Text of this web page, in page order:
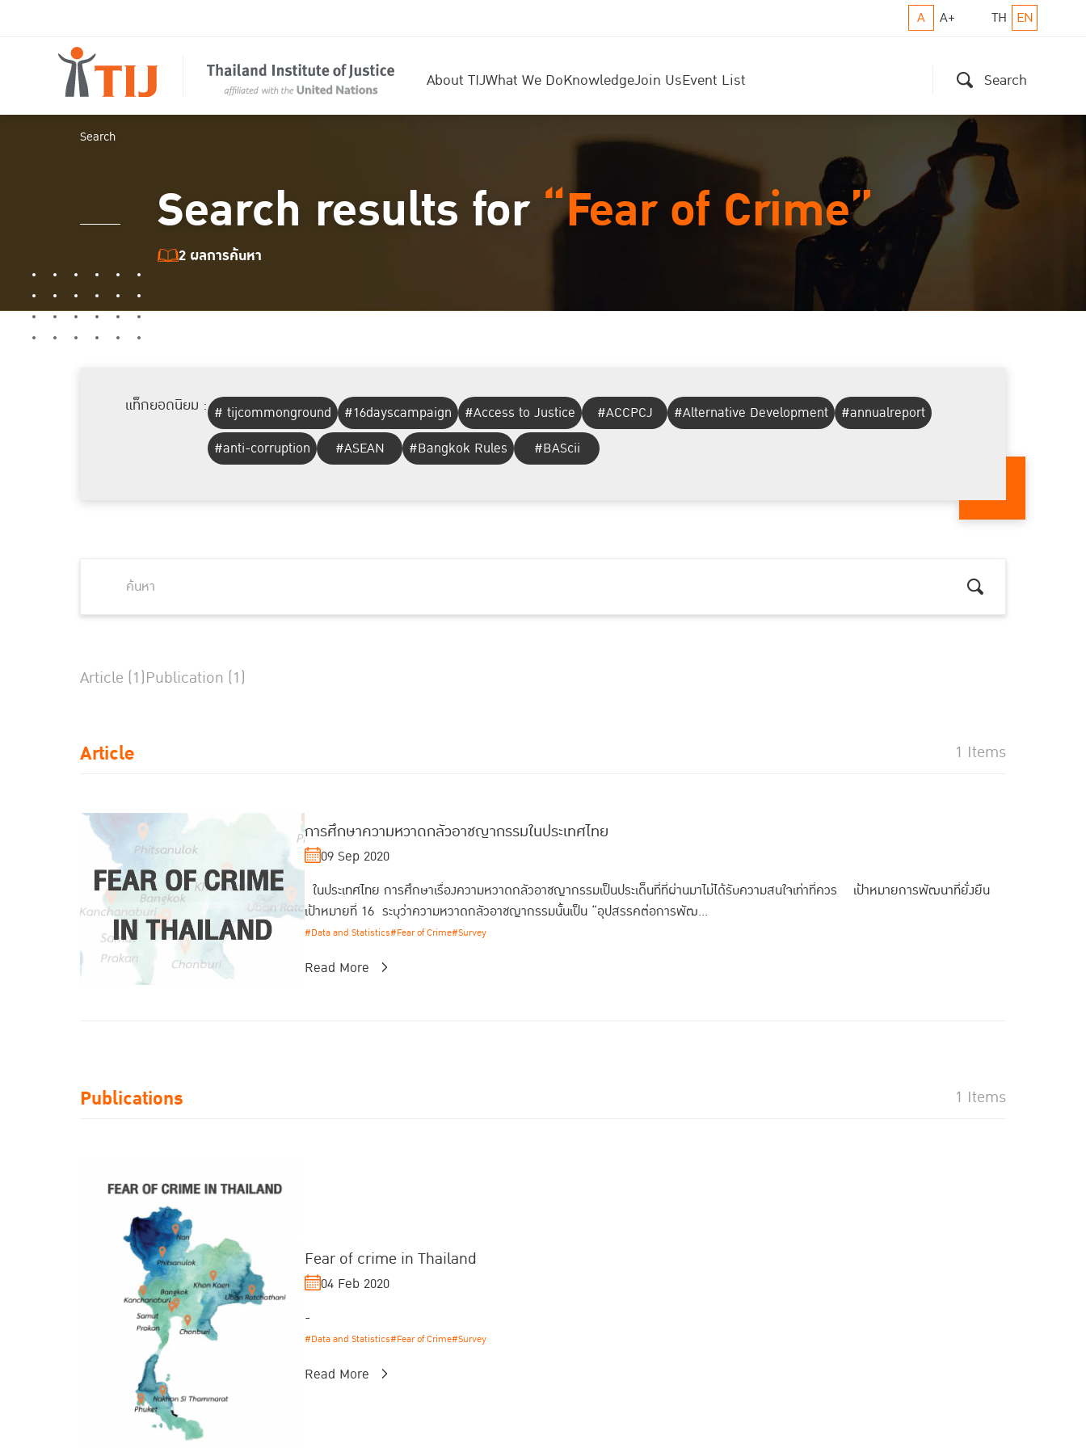
A A+ TH EN
About TIJWhat We DoKnowledgeJoin UsEvent List Search
Search
Search results for“Fear of Crime”
2 ผลการค้นหา
แท็กยอดนิยม : # tijcommonground #16dayscampaign #Access to Justice #ACCPCJ #Alternative Development
#annualreport
#anti-corruption
#ASEAN #Bangkok Rules #BAScii
Article (1)Publication (1)
Article 1 Items
การศึกษาความหวาดกลัวอาชญากรรมในประเทศไทย
09 Sep 2020
ในประเทศไทย การศึกษาเรื่องความหวาดกลัวอาชญากรรมเป็นประเด็นที่ที่ผ่านมาไม่ได้รับความสนใจเท่าที่ควร เป้าหมายการพัฒนาที่ยั่งยืน
เป้าหมายที่ 16 ระบุว่าความหวาดกลัวอาชญากรรมนั้นเป็น “อุปสรรคต่อการพัฒ...
#Data and Statistics#Fear of Crime#Survey
Read More
Publications 1 Items
Fear of crime in Thailand
04 Feb 2020
-
#Data and Statistics#Fear of Crime#Survey
Read More